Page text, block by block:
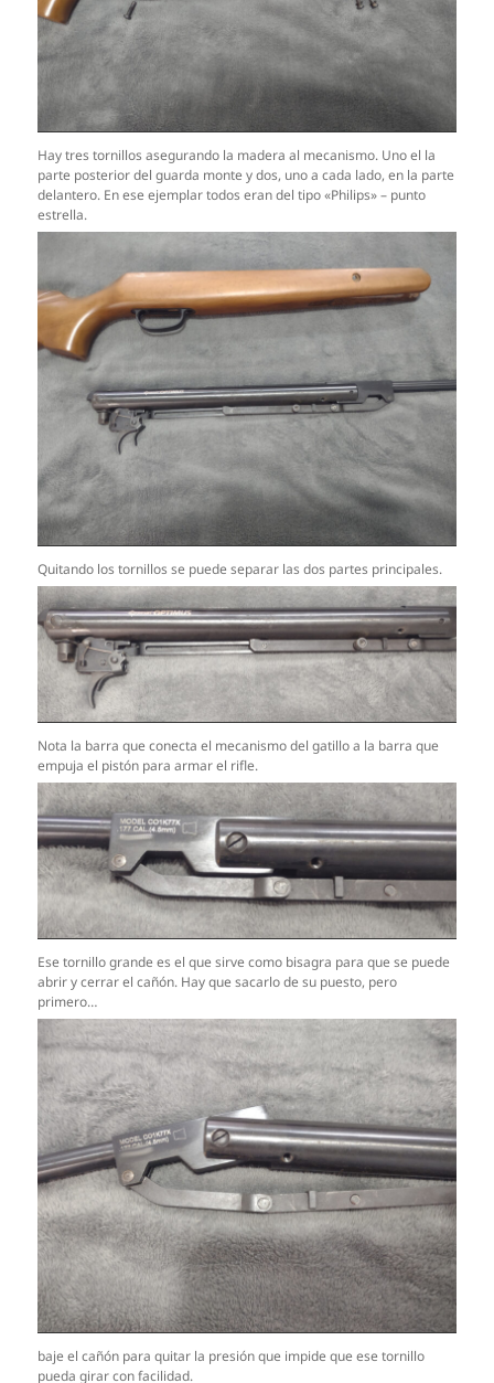
Hay tres tornillos asegurando la madera al mecanismo. Uno el la
parte posterior del guarda monte y dos, uno a cada lado, en la parte
delantero. En ese ejemplar todos eran del tipo «Philips» – punto
estrella.
Quitando los tornillos se puede separar las dos partes principales.
Nota la barra que conecta el mecanismo del gatillo a la barra que
empuja el pistón para armar el rifle.
Ese tornillo grande es el que sirve como bisagra para que se puede
abrir y cerrar el cañón. Hay que sacarlo de su puesto, pero
primero…
baje el cañón para quitar la presión que impide que ese tornillo
pueda girar con facilidad.